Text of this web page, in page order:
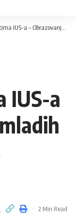
mladih ljudi u skladu s vremenom
IUS-a
2 Min Read